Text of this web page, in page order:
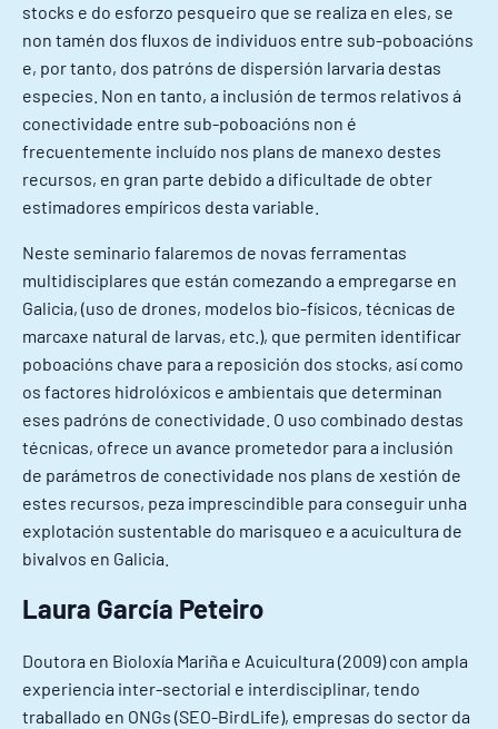
stocks e do esforzo pesqueiro que se realiza en eles, se
non tamén dos fluxos de individuos entre sub-poboacións
e, por tanto, dos patróns de dispersión larvaria destas
especies. Non en tanto, a inclusión de termos relativos á
conectividade entre sub-poboacións non é
frecuentemente incluído nos plans de manexo destes
recursos, en gran parte debido a dificultade de obter
estimadores empíricos desta variable.
Neste seminario falaremos de novas ferramentas
multidisciplares que están comezando a empregarse en
Galicia, (uso de drones, modelos bio-físicos, técnicas de
marcaxe natural de larvas, etc.), que permiten identificar
poboacións chave para a reposición dos stocks, así como
os factores hidrolóxicos e ambientais que determinan
eses padróns de conectividade. O uso combinado destas
técnicas, ofrece un avance prometedor para a inclusión
de parámetros de conectividade nos plans de xestión de
estes recursos, peza imprescindible para conseguir unha
explotación sustentable do marisqueo e a acuicultura de
bivalvos en Galicia.
Laura García Peteiro
Doutora en Bioloxía Mariña e Acuicultura (2009) con ampla
experiencia inter-sectorial e interdisciplinar, tendo
traballado en ONGs (SEO-BirdLife), empresas do sector da